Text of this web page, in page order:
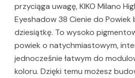
przyciąga uwagę, KIKO Milano
Eyeshadow 38 Cienie do Powiek
dziesiątkę. To wysoko
powiek o natychmiastowym,
jednocześnie łatwym do
koloru. Dzięki temu możesz